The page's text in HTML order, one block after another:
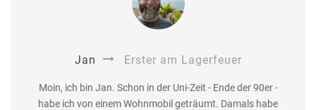
Jan Erster am Lagerfeuer
Moin, ich bin Jan. Schon in der Uni-Zeit - Ende der 90er -
habe ich von einem Wohnmobil geträumt. Damals habe